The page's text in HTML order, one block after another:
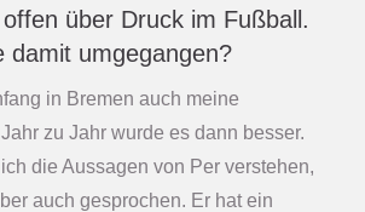
über Druck im Fußball.
damit umgegangen?
in Bremen auch meine
zu Jahr wurde es dann besser.
die Aussagen von Per verstehen,
auch gesprochen. Er hat ein